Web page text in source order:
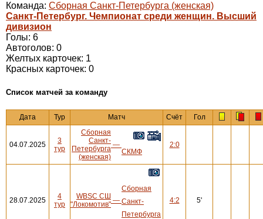
Команда: Сборная Санкт-Петербурга (женская)
Санкт-Петербург. Чемпионат среди женщин. Высший
дивизион
Голы: 6
Автоголов: 0
Желтых карточек: 1
Красных карточек: 0
Cписок матчей за команду
Дата Тур Матч Счёт Гол
04.07.2025
3
тур
Сборная
Санкт-
Петербурга
(женская)
—
СКМФ
2:0
28.07.2025
4
тур
WBSC СШ
"Локомотив" —
Сборная
Санкт-
Петербурга
4:2 5'